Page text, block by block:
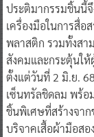
ประติมากรรมชิ้นนี้จึ
เครื่องมือในการสื่
พลาสติก รวมทั้งสา
สังคมและกระตุ้นใ
ตั้งแต่วันที่ 2 มิ.ย.
เซ็นทรัลชิดลม พร้อ
ชิ้นพิเศษที่สร้างจาก
บริจาคเสื้อผ้ามือส